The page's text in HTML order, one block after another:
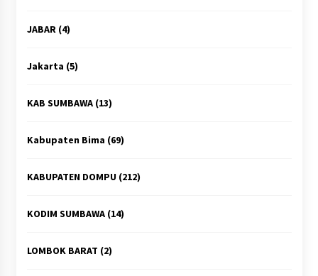
JABAR(4)
Jakarta (5)
KAB SUMBAWA(13)
Kabupaten Bima (69)
KABUPATEN DOMPU(212)
KODIM SUMBAWA(14)
LOMBOK BARAT (2)